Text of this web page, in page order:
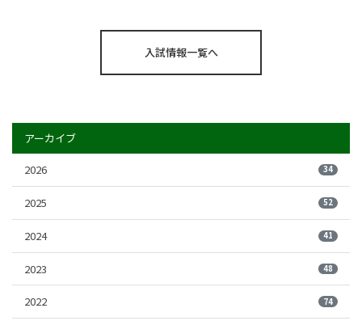
入試情報一覧へ
アーカイブ
2026 34
2025 52
2024 41
2023 48
2022 74